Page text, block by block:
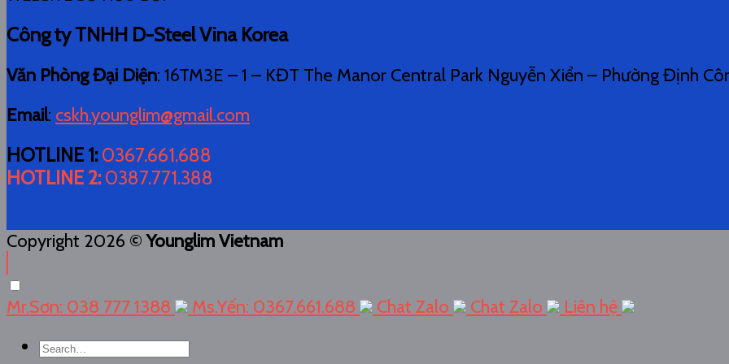
Công ty TNHH D-Steel Vina Korea
Văn Phòng Đại Diện: 16TM3E – 1 – KĐT The Manor Central Park Nguyễn Xiển – Phường Định
Email: cskh.younglim@gmail.com
HOTLINE 1: 0367.661.688
HOTLINE 2: 0387.771.388
Copyright 2026 ©Younglim Vietnam
Mr.Sơn: 038 777 1388 Ms.Yến: 0367.661.688 Chat Zalo Chat Zalo
Liên hệ
Search